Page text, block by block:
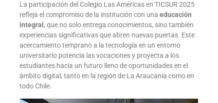
La participación del Colegio Las Américas en TICSUR 2025
refleja el compromiso de la institución con una educación
integral , que no solo entrega conocimientos, sino también
experiencias significativas que abren nuevas puertas. Este
acercamiento temprano a la tecnología en un entorno
universitario potencia las vocaciones y proyecta a los
estudiantes hacia un futuro lleno de oportunidades en el
ámbito digital, tanto en la región de La Araucanía como en
todo Chile.